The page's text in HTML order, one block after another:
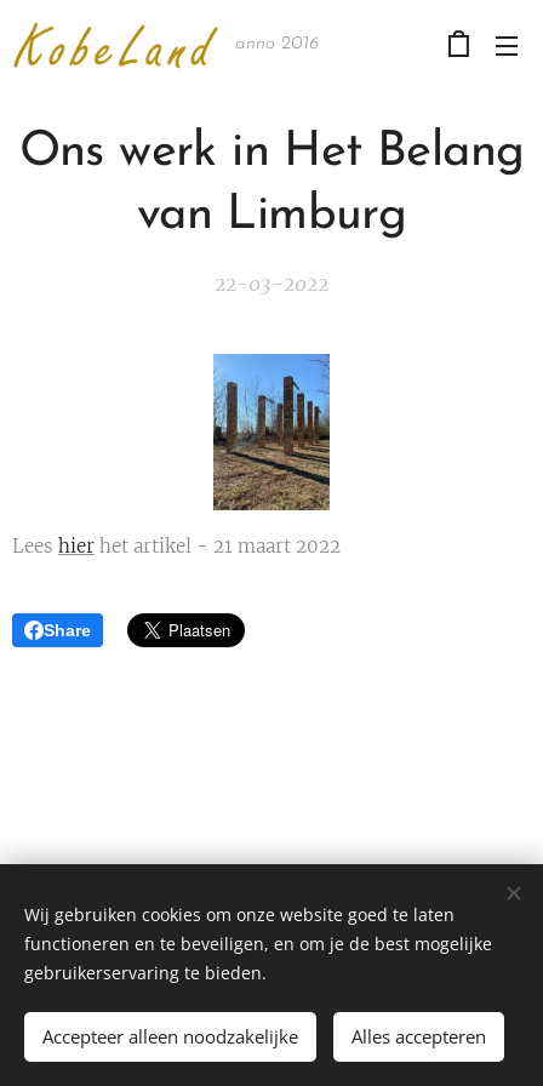
anno 2016
Ons werk in Het Belang
van Limburg
22-03-2022
Lees hier het artikel - 21 maart 2022
Share
Alle rechten voorbehouden 2026
Mogelijk gemaakt doorWebnode Cookies
Wij gebruiken cookies om onze website goed te laten
functioneren en te beveiligen, en om je de best mogelijke
gebruikerservaring te bieden.
Accepteer alleen noodzakelijke Alles accepteren